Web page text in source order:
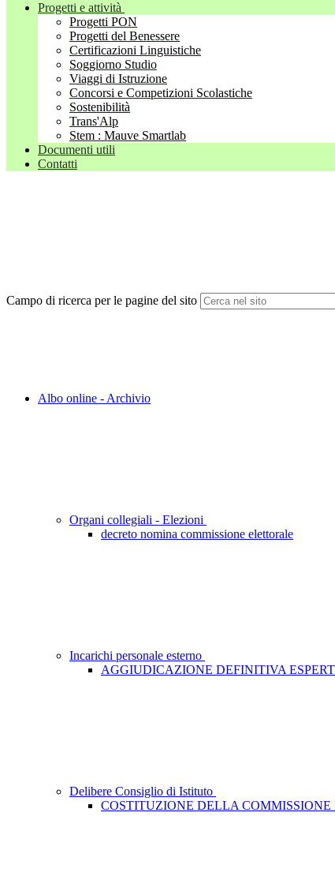
Progetti e attività
Progetti PON
Progetti del Benessere
Certificazioni Linguistiche
Soggiorno Studio
Viaggi di Istruzione
Concorsi e Competizioni Scolastiche
Sostenibilità
Trans'Alp
Stem : Mauve Smartlab
Documenti utili
Contatti
Campo di ricerca per le pagine del sito
Albo online - Archivio
Organi collegiali - Elezioni
decreto nomina commissione elettorale
Incarichi personale esterno
AGGIUDICAZIONE DEFINITIVA
Delibere Consiglio di Istituto
COSTITUZIONE DELLA